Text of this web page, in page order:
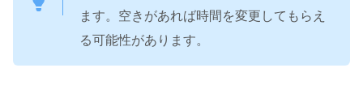
ます。空きがあれば時間を変更してもらえ
る可能性があります。